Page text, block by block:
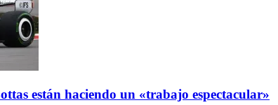
están haciendo un «trabajo espectacular»